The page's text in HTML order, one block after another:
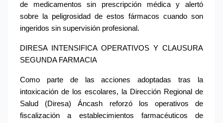
de medicamentos sin prescripción médica y alertó
sobre la peligrosidad de estos fármacos cuando son
ingeridos sin supervisión profesional.
DIRESA INTENSIFICA OPERATIVOS Y CLAUSURA
SEGUNDA FARMACIA
Como parte de las acciones adoptadas tras la
intoxicación de los escolares, la Dirección Regional de
Salud (Diresa) Áncash reforzó los operativos de
fiscalización a establecimientos farmacéuticos de